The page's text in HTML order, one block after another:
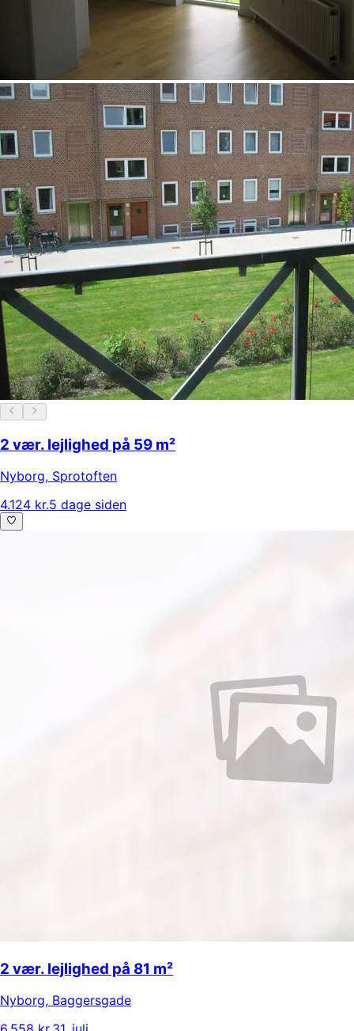
2 vær. lejlighed på 59 m²
Nyborg, Sprotoften
4.124 kr.5 dage siden
2 vær. lejlighed på 81 m²
Nyborg, Baggersgade